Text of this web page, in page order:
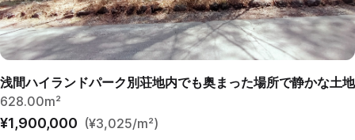
浅間ハイランドパーク別荘地内でも奥まった場所で静かな土地
628.00m²
¥1,900,000 (¥3,025/m²)